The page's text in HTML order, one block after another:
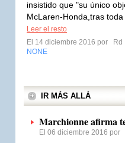
insistido que "su único
McLaren-Honda,tras
Leer el resto
El 14 diciembre 2016 por
Rd
NONE
IR MÁS ALLÁ
Marchionne afirma
El 06 diciembre 2016 por